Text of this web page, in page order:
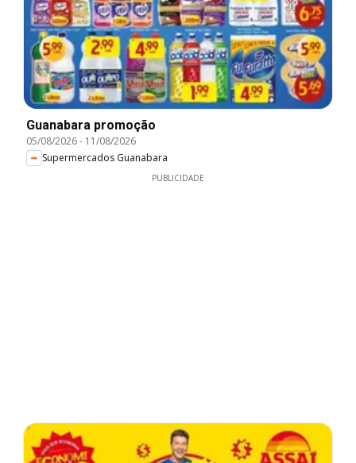
Guanabara promoção
05/08/2026- 11/08/2026
Supermercados Guanabara
PUBLICIDADE